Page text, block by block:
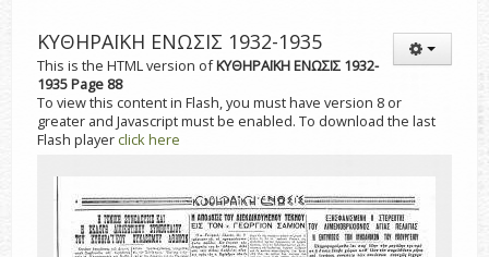
ΚΥΘΗΡΑΪΚΗ ΕΝΩΣΙΣ 1932-1935
This is the HTML version ofΚΥΘΗΡΑΪΚΗ ΕΝΩΣΙΣ 1932-
1935 Page 88
To view this content in Flash, you must have version 8 or
greater and Javascript must be enabled. To download the last
Flash player click here